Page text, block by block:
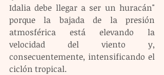
Idalia debe llegar a ser un huracán"
porque la bajada de la presión
atmosférica está elevando la
velocidad del viento y,
consecuentemente, intensificando el
ciclón tropical.